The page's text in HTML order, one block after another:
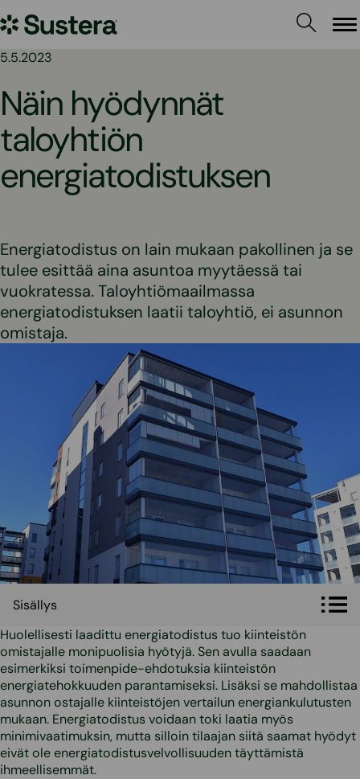
sisältöön
Sustera
5.5.2023
Näin hyödynnät
taloyhtiön
energiatodistuksen
Energiatodistus on lain mukaan pakollinen ja se
tulee esittää aina asuntoa myytäessä tai
vuokratessa. Taloyhtiömaailmassa
energiatodistuksen laatii taloyhtiö, ei asunnon
omistaja.
Sisällys
Huolellisesti laadittu energiatodistus tuo kiinteistön
omistajalle monipuolisia hyötyjä. Sen avulla saadaan
esimerkiksi toimenpide-ehdotuksia kiinteistön
energiatehokkuuden parantamiseksi. Lisäksi se mahdollistaa
asunnon ostajalle kiinteistöjen vertailun energiankulutusten
mukaan. Energiatodistus voidaan toki laatia myös
minimivaatimuksin, mutta silloin tilaajan siitä saamat hyödyt
eivät ole energiatodistusvelvollisuuden täyttämistä
ihmeellisemmät.